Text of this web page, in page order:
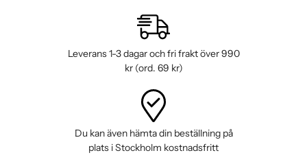
Leverans 1-3 dagar och fri frakt över 990
kr (ord. 69 kr)
Du kan även hämta din beställning på
plats i Stockholm kostnadsfritt